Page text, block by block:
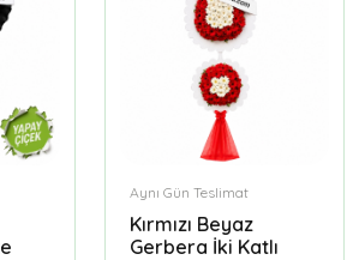
Aynı Gün Teslimat
Kırmızı Beyaz
Gerbera İki Katlı